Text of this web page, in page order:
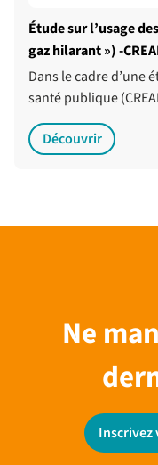
Étude sur l’usage
gaz hilarant ») -
Dans le cadre d’une
santé publique
Découvrir
Ne
Inscrivez